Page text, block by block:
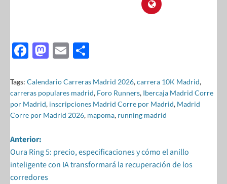
F
e
b
o
o
k
M
to
d
o
E
ail ar
e
Tags: Calendario Carreras Madrid 2026,carrera 10K Madrid,
carreras populares madrid, Foro Runners, Ibercaja Madrid Corre
por Madrid, inscripciones Madrid Corre por Madrid, Madrid
Corre por Madrid 2026, mapoma, running madrid
Anterior:
Oura Ring 5: precio, especificaciones y cómo el anillo
inteligente con IA transformará la recuperación de los
corredores